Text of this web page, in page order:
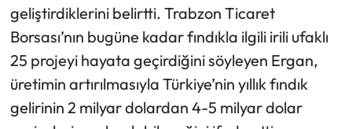
geliştirdiklerini belirtti. Trabzon Ticaret
Borsası’nın bugüne kadar fındıkla ilgili irili ufaklı
25 projeyi hayata geçirdiğini söyleyen Ergan,
üretimin artırılmasıyla Türkiye’nin yıllık fındık
gelirinin 2 milyar dolardan 4-5 milyar dolar